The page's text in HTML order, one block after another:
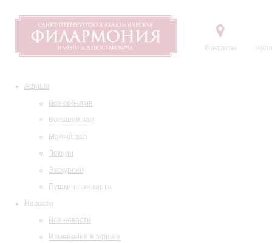
Контакты
Афиша
Все события
Большой зал
Малый зал
Лекции
Экскурсии
Пушкинская карта
Новости
Все новости
Изменения в афише